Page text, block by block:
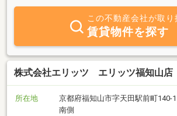
この不動産会社が取り
賃貸物件を探す
株式会社エリッツ エリッツ福知山店
所在地
京都府福知山市字天田駅前町
南側